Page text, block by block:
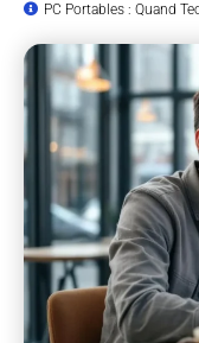
PC Portables : Quand